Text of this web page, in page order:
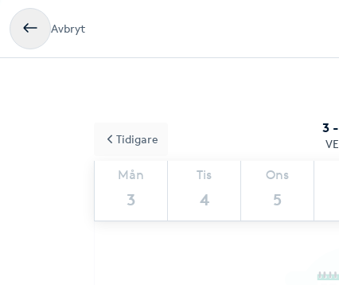
Avbryt
3
Mån
3
Tis
4
Ons
5
Tidigare